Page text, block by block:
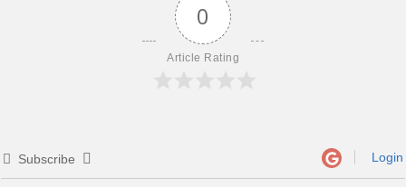
0
Article Rating
Subscribe Login